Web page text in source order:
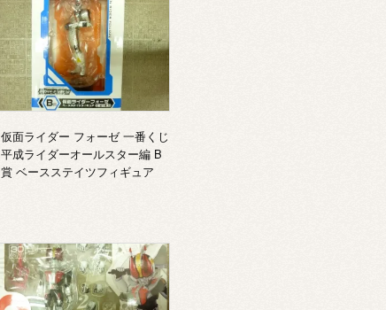
仮面ライダー フォーゼ 一番くじ
平成ライダーオールスター編 B
賞 ベースステイツフィギュア